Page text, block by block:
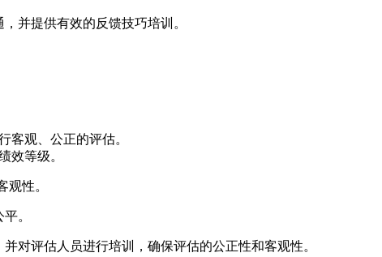
并提供有效的反馈技巧培训。
客观、公正的评估。
效等级。
观性。
。
对评估人员进行培训，确保评估的公正性和客观性。